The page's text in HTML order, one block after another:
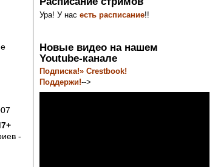
-
Ура! У насесть расписание!!
Новые видео на нашем
Youtube-канале
Подписка!» Crestbook!
Поддержи!-->